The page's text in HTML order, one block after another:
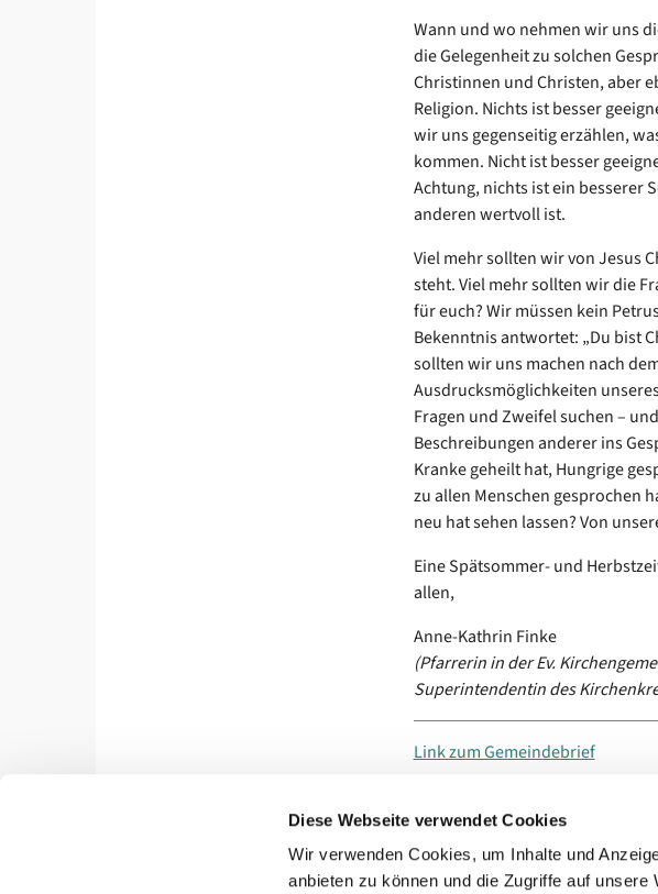
Diese Webseite verwendet Cookies
Wir verwenden Cookies, um Inhalte und
anbieten zu können und die Zugriffe auf
Wann und wo nehmen wir uns
die Gelegenheit zu solchen
Christinnen und Christen, aber
Religion. Nichts ist besser
wir uns gegenseitig erzählen,
kommen. Nicht ist besser
Achtung, nichts ist ein besserer
anderen wertvoll ist.
Viel mehr sollten wir von Jesus
steht. Viel mehr sollten wir die
für euch? Wir müssen kein
Bekenntnis antwortet: „Du bist
sollten wir uns machen nach
Ausdrucksmöglichkeiten
Fragen und Zweifel suchen –
Beschreibungen anderer ins
Kranke geheilt hat, Hungrige
zu allen Menschen gesprochen
neu hat sehen lassen? Von
Eine Spätsommer- und
allen,
Anne-Kathrin Finke
(Pfarrerin in der Ev.
Superintendentin des
Link zum Gemeindebrief
Ev. Kirchenkreis Berlin Nord-Ost · Ev. Kirchenkreis Berlin Nord-